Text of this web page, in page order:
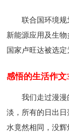
联合国环境规
新能源应用及生
国家卢旺达被选
感悟的生活作文
我们走过漫
淡，所有的日出
水竟然相同，没